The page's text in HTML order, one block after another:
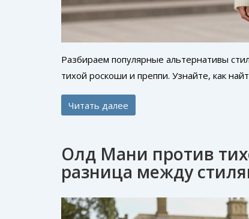
Разбираем популярные альтернативы
тихой роскоши и преппи. Узнайте, как
Читать далее
Олд Мани против
разница между